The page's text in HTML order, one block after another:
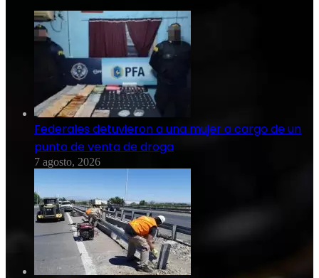
Federales detuvieron a una mujer a cargo de un
punto de venta de droga
7 agosto, 2026